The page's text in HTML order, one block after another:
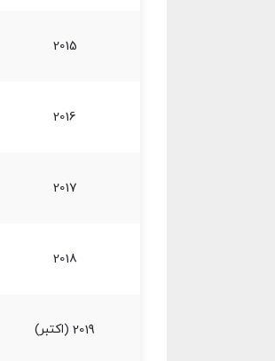
2015
2016
2017
2018
2019 (اکتبر)